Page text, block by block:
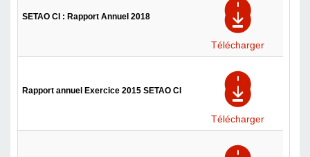
SETAO CI : Rapport Annuel 2018
Télécharger
Rapport annuel Exercice 2015 SETAO CI
Télécharger